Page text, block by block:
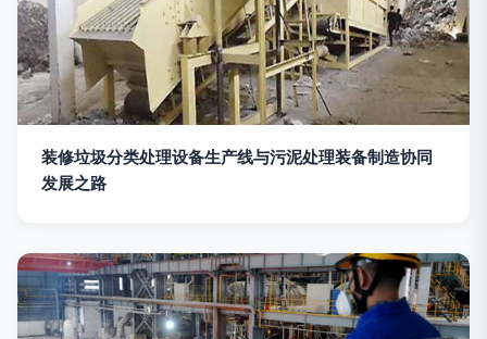
装修垃圾分类处理设备生产线与污泥处理装备制造协同
发展之路